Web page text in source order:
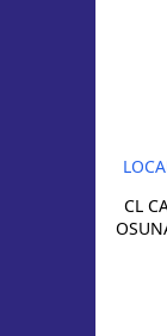
CL